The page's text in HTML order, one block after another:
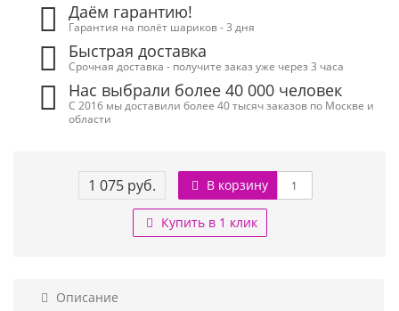
Даём гарантию!
Гарантия на полёт шариков - 3 дня
Быстрая доставка
Срочная доставка - получите заказ уже через 3 часа
Нас выбрали более 40 000 человек
С 2016 мы доставили более 40 тысяч заказов по Москве и
области
1 075 руб. В корзину
Купить в 1 клик
Описание